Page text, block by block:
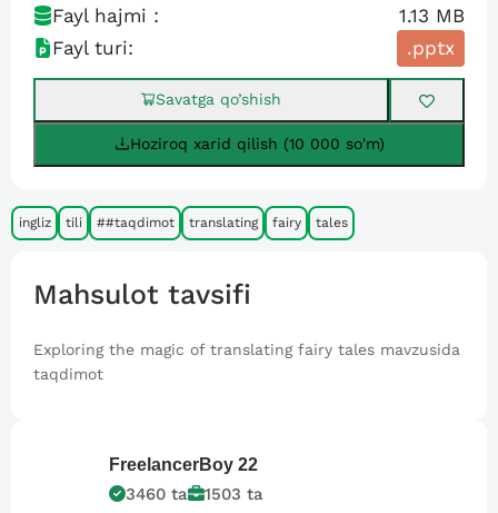
Fayl hajmi :
1.13 MB
Fayl turi:
.pptx
Savatga qo’shish
Hoziroq xarid qilish (10 000 so'm)
ingliz tili ##taqdimot translating fairy tales
Mahsulot tavsifi
Exploring the magic of translating fairy tales mavzusida
taqdimot
FreelancerBoy 22
3460 ta 1503 ta